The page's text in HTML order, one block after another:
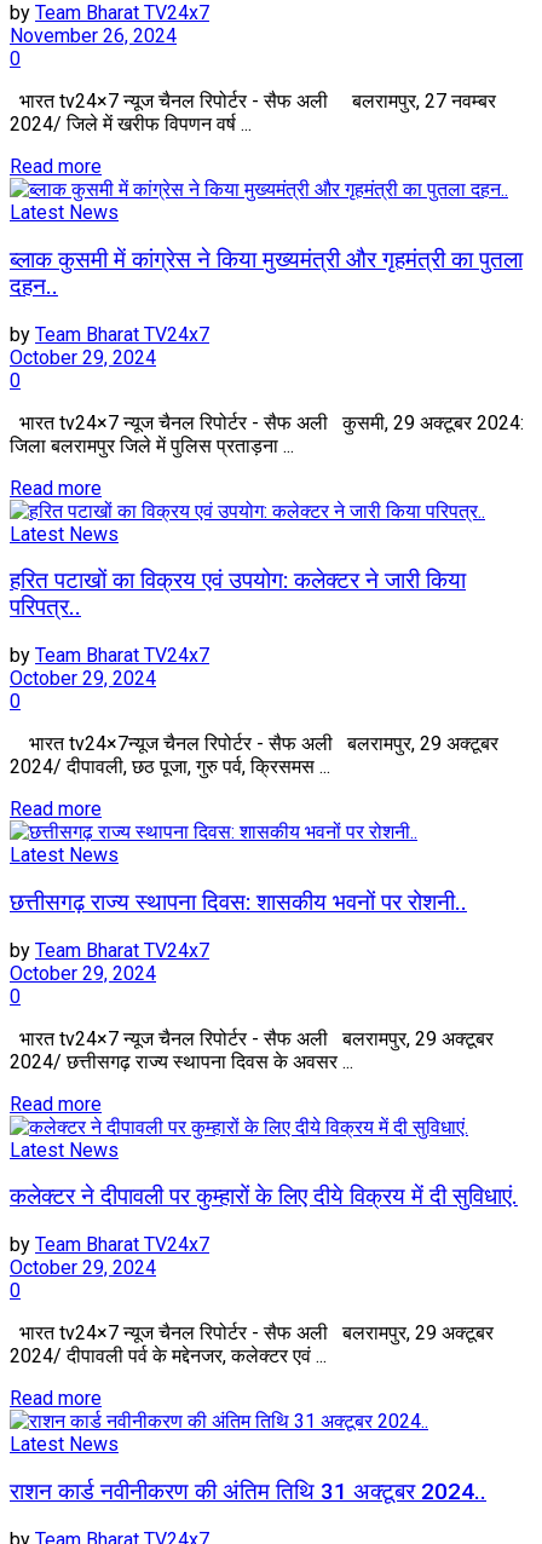
by Team Bharat TV24x7
November 26, 2024
0
भारत tv24×7 न्यूज चैनल रिपोर्टर - सैफ अली बलरामपुर, 27 नवम्बर
2024/ जिले में खरीफ विपणन वर्ष ...
Read more
Latest News
ब्लाक कुसमी में कांग्रेस ने किया मुख्यमंत्री और गृहमंत्री का पुतला
दहन..
by Team Bharat TV24x7
October 29, 2024
0
भारत tv24×7 न्यूज चैनल रिपोर्टर - सैफ अली कुसमी, 29 अक्टूबर 2024:
जिला बलरामपुर जिले में पुलिस प्रताड़ना ...
Read more
Latest News
हरित पटाखों का विक्रय एवं उपयोग: कलेक्टर ने जारी किया
परिपत्र..
by Team Bharat TV24x7
October 29, 2024
0
भारत tv24×7न्यूज चैनल रिपोर्टर - सैफ अली बलरामपुर, 29 अक्टूबर
2024/ दीपावली, छठ पूजा, गुरु पर्व, क्रिसमस ...
Read more
Latest News
छत्तीसगढ़ राज्य स्थापना दिवस: शासकीय भवनों पर रोशनी..
by Team Bharat TV24x7
October 29, 2024
0
भारत tv24×7 न्यूज चैनल रिपोर्टर - सैफ अली बलरामपुर, 29 अक्टूबर
2024/ छत्तीसगढ़ राज्य स्थापना दिवस के अवसर ...
Read more
Latest News
कलेक्टर ने दीपावली पर कुम्हारों के लिए दीये विक्रय में दी सुविधाएं.
by Team Bharat TV24x7
October 29, 2024
0
भारत tv24×7 न्यूज चैनल रिपोर्टर - सैफ अली बलरामपुर, 29 अक्टूबर
2024/ दीपावली पर्व के मद्देनजर, कलेक्टर एवं ...
Read more
Latest News
राशन कार्ड नवीनीकरण की अंतिम तिथि 31 अक्टूबर 2024..
by Team Bharat TV24x7